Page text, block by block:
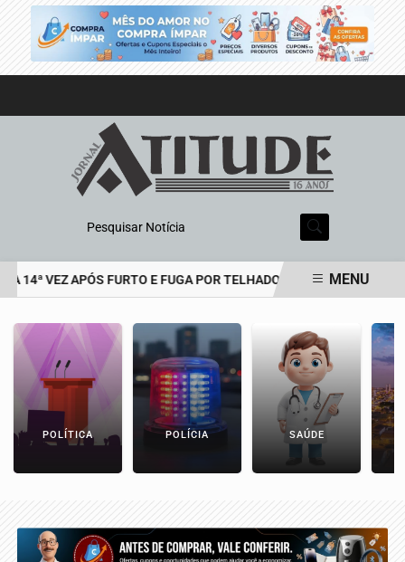
Pesquisar Notícia
14ª VEZ APÓS FURTO E FUGA POR TELHADOS HOMEM É
MENU
POLÍTICA POLÍCIA SAÚDE